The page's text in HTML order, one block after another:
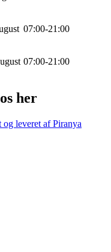
07:00-21 :00
07:00-21 :00
her
leveret afPiranya